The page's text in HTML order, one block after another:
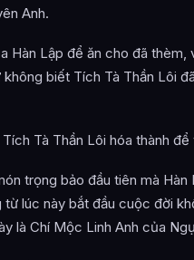
Anh.
Hàn Lập để ăn cho đã thèm,
biết Tích Tà Thần Lôi
Tà Thần Lôi hóa thành
trọng bảo đầu tiên mà Hàn
từ lúc này bắt đầu cuộc đời
là Chí Mộc Linh Anh của